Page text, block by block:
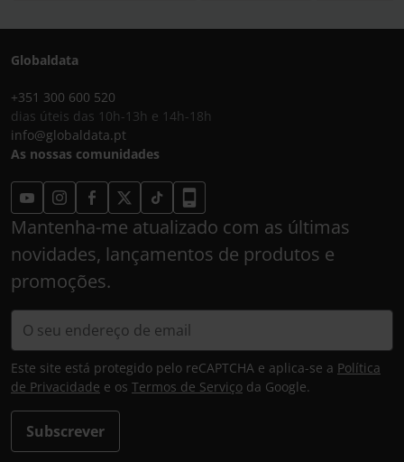
Globaldata
+351 300 600 520
dias úteis das 10h-13h e 14h-18h
info@globaldata.pt
As nossas comunidades
Mantenha-me atualizado com as últimas
novidades, lançamentos de produtos e
promoções.
Subscrever
Este site está protegido pelo reCAPTCHA e aplica-se a Política
de Privacidade e os Termos de Serviço da Google.